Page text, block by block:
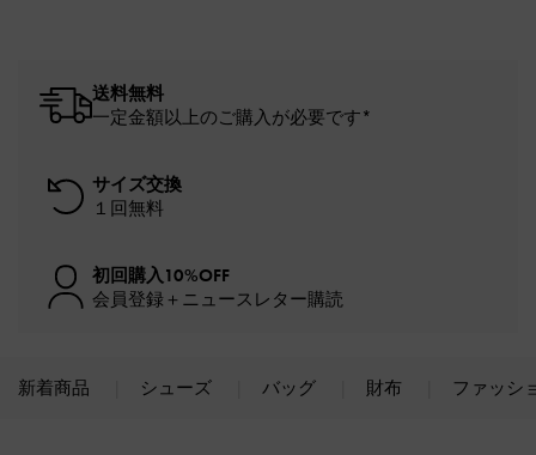
送料無料
一定金額以上のご購入が必要です*
サイズ交換
１回無料
初回購入10%OFF
会員登録＋ニュースレター購読
新着商品 シューズ バッグ 財布 ファッシ